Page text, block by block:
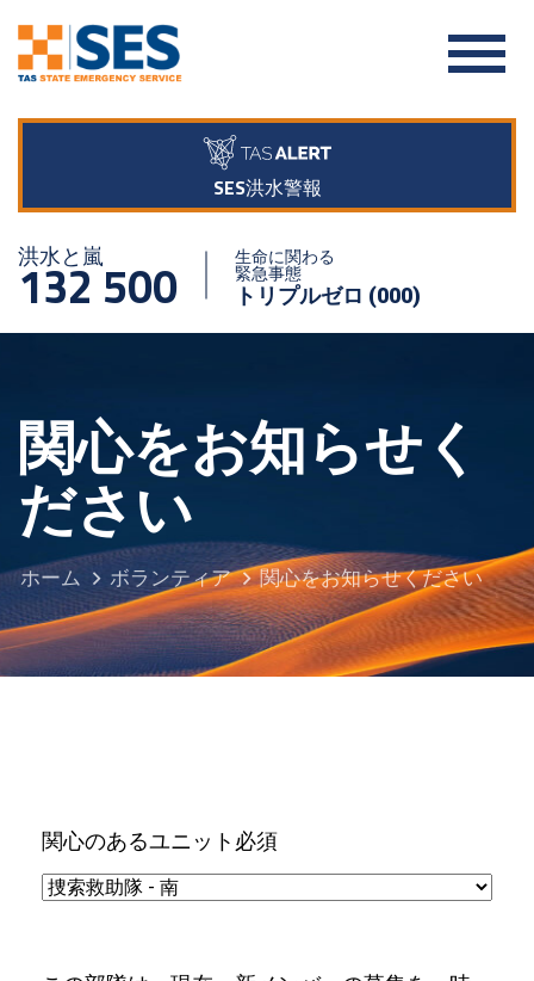
SES洪水警報
洪水と嵐
132 500
生命に関わる
緊急事態
トリプルゼロ (000)
関心をお知らせく
ださい
ホーム ボランティア 関心をお知らせください
関心のあるユニット 必須